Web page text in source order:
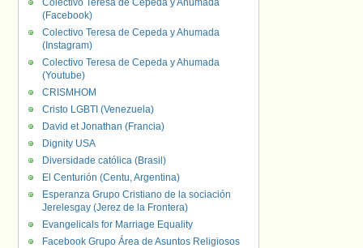
Colectivo Teresa de Cepeda y Ahumada
(Facebook)
Colectivo Teresa de Cepeda y Ahumada
(Instagram)
Colectivo Teresa de Cepeda y Ahumada
(Youtube)
CRISMHOM
Cristo LGBTI (Venezuela)
David et Jonathan (Francia)
Dignity USA
Diversidade católica (Brasil)
El Centurión (Centu, Argentina)
Esperanza Grupo Cristiano de la sociación
Jerelesgay (Jerez de la Frontera)
Evangelicals for Marriage Equality
Facebook Grupo Área de Asuntos Religiosos